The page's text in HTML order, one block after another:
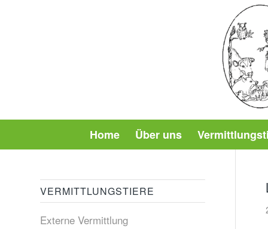
Home Über uns
VERMITTLUNGSTIERE
Externe Vermittlung